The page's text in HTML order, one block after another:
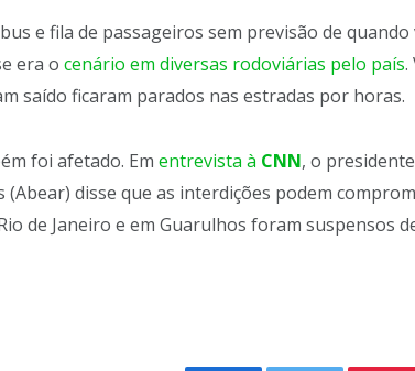
e fila de passageiros sem previsão de
era ocenário em diversas rodoviárias pelo país.
saído ficaram parados nas estradas por horas.
foi afetado. Ementrevista à CNN, o
(Abear) disse que as interdições podem
de Janeiro e em Guarulhos foram suspensos